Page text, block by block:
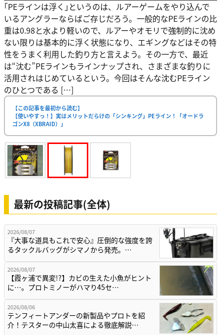
｢PEラインは浮く｣というのは、ルアーゲームをやり込んで
いるアングラーならばご存じだろう。一般的なPEラインの比
重は0.98と水より軽いので、ルアーやオモリで強制的に沈め
ない限りは基本的に浮く状態になり、エギングなどはその特
性をうまく利用した釣り方と言えよう。その一方で、最近
は“沈む”PEラインもラインナップされ、さまざまな釣りに
活用されはじめているという。今回はそんな沈むPEライン
のひとつである […]
【この記事を最初から読む】
【使いやすっ！】実はメリットだらけの「シンキング」PEライン！「オードラ
ゴンX8（XBRAID）」
最新の投稿記事(全体)
2026/08/07
『大事な道具もこれで安心』圧倒的な強度を誇
るタックルバッグがシマノから発売。…
2026/08/07
【霞ヶ浦で異変!?】カビの生えた小魚がヒント
に…。プロトミノーがハマり45セ…
2026/08/06
テンフィートアンダーの新製品やプロトを紹
介！テスターの中山太喜による徹底解説…